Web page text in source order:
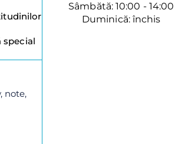
special
note,
Sâmbătă: 10:00 - 14:00
Duminică: închis